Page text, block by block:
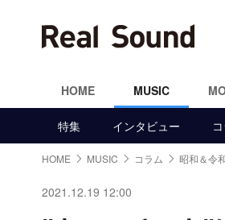
HOME MUSIC
特集 インタビュー
HOME MUSIC コラム 昭和＆令
2021.12.19 12:00